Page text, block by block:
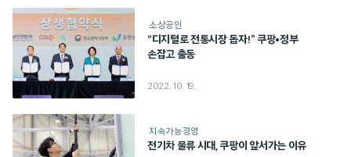
소상공인
“디지털로 전통시장 돕자!” 쿠팡•정부
손잡고 출동
2022. 10. 19.
지속가능경영
전기차 물류 시대, 쿠팡이 앞서가는 이유